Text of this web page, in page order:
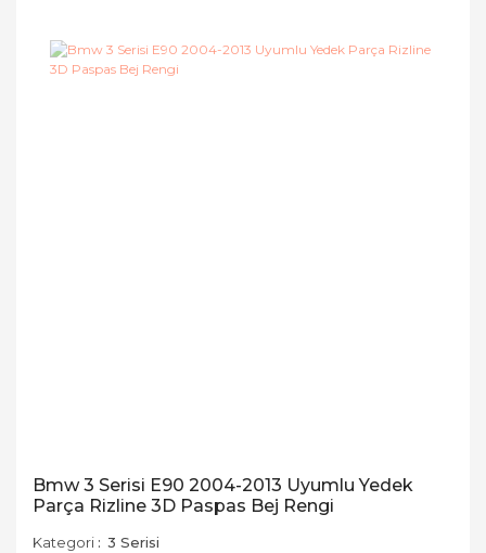
Bmw 3 Serisi E90 2004-2013 Uyumlu Yedek
Parça Rizline 3D Paspas Bej Rengi
Kategori
3 Serisi